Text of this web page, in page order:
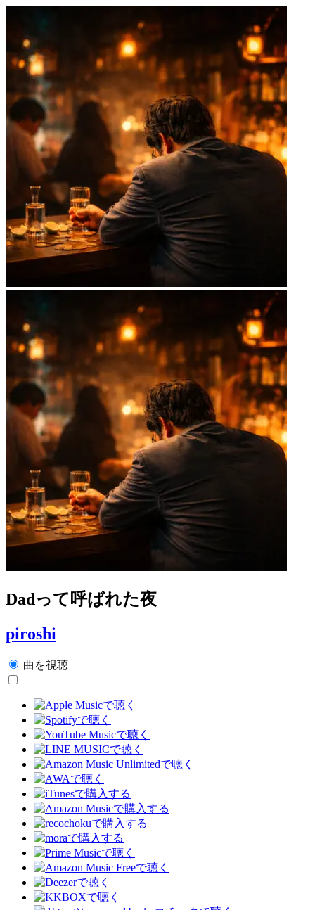
Dadって呼ばれた夜
piroshi
曲を視聴